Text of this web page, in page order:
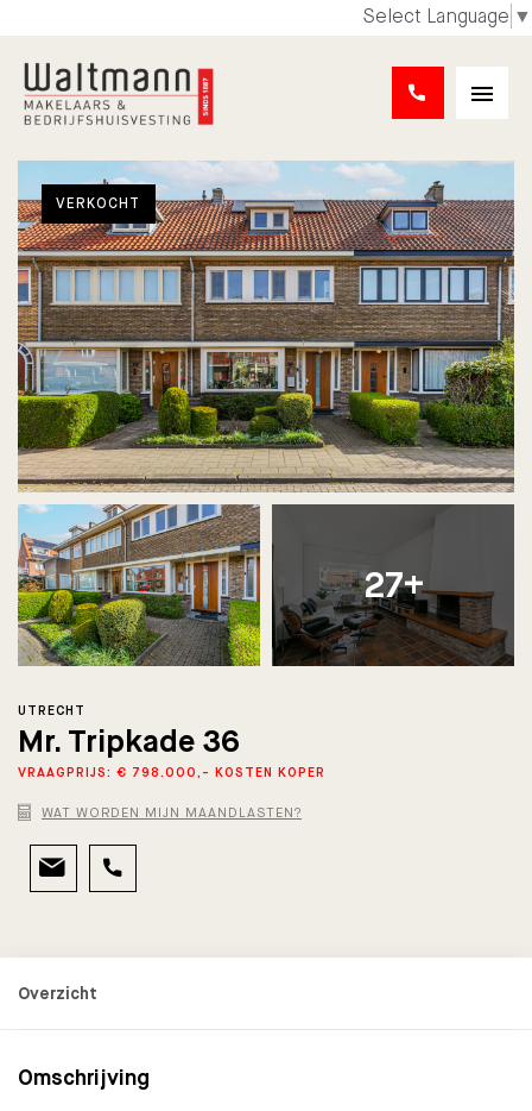
Select Language ▼
VERKOCHT
27+
Mr. Tripkade 36
UTRECHT
VRAAGPRIJS: € 798.000,- KOSTEN KOPER
WAT WORDEN MIJN MAANDLASTEN?
Omschrijving